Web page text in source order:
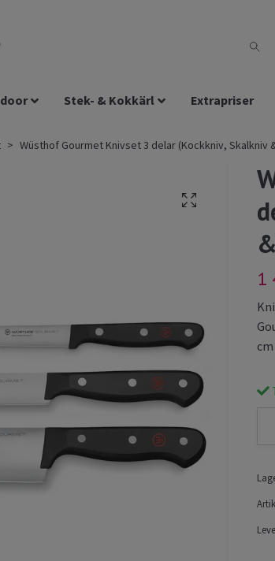
Stek- & Kokkärl Extrapriser
Wüsthof Gourmet Knivset 3 delar (Kockkniv, Skalkniv
1
cm